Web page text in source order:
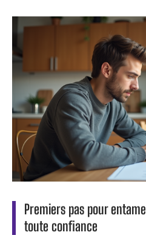
Premiers pas pour
toute confiance